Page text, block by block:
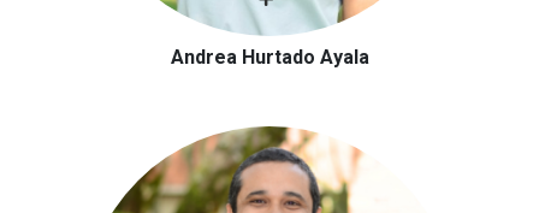
Andrea Hurtado Ayala